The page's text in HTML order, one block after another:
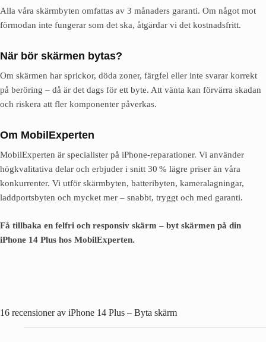
Alla våra skärmbyten omfattas av 3 månaders garanti. Om något mot
förmodan inte fungerar som det ska, åtgärdar vi det kostnadsfritt.
När bör skärmen bytas?
Om skärmen har sprickor, döda zoner, färgfel eller inte svarar korrekt
på beröring – då är det dags för ett byte. Att vänta kan förvärra skadan
och riskera att fler komponenter påverkas.
Om MobilExperten
MobilExperten är specialister på iPhone-reparationer. Vi använder
högkvalitativa delar och erbjuder i snitt 30 % lägre priser än våra
konkurrenter. Vi utför skärmbyten, batteribyten, kameralagningar,
laddportsbyten och mycket mer – snabbt, tryggt och med garanti.
Få tillbaka en felfri och responsiv skärm – byt skärmen på din
iPhone 14 Plus hos MobilExperten.
16 recensioner av iPhone 14 Plus – Byta skärm